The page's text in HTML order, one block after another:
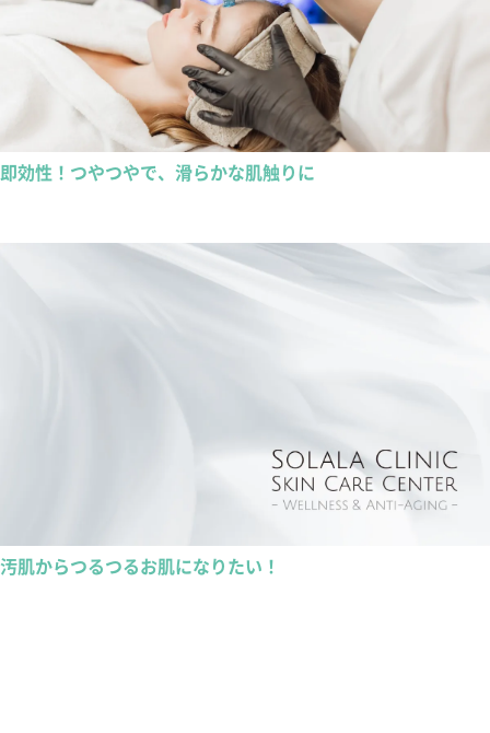
即効性！つやつやで、滑らかな肌触りに
汚肌からつるつるお肌になりたい！